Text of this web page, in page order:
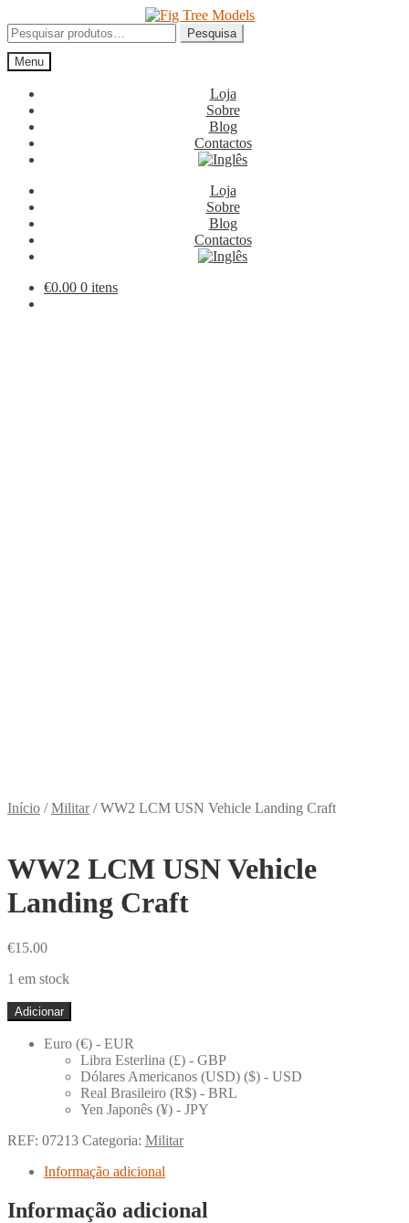
para
a
navegação
para
o
conteúdo
Pesquisar
por:
Pesquisa
Menu
Loja
Sobre
Blog
Contactos
Loja
Sobre
Blog
Contactos
€0.00 0 itens
Início /Militar/WW2 LCM USN Vehicle Landing Craft
WW2 LCM USN Vehicle
Landing Craft
€15.00
1 em stock
Quantidade
de
WW2
Adicionar
Euro (€) - EUR
Libra Esterlina (£) - GBP
Dólares Americanos (USD) ($) - USD
Real Brasileiro (R$) - BRL
Yen Japonês (¥) - JPY
REF: 07213 Categoria: Militar
Informação adicional
Informação adicional